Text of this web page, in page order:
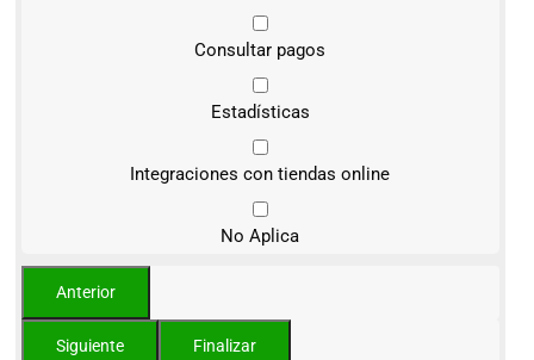
Consultar pagos
Estadísticas
Integraciones con tiendas online
No Aplica